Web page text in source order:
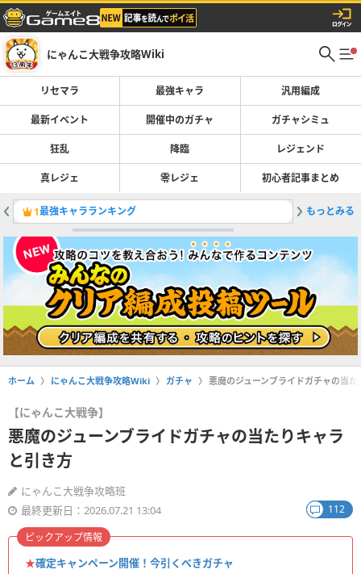
にゃんこ大戦争攻略Wiki
リセマラ 最強キャラ 汎用編成
最新イベント 開催中のガチャ ガチャシミュ
狂乱 降臨 レジェンド
真レジェ 零レジェ 初心者記事まとめ
1最強キャラランキング 2鉄腕！
もっとみる
ホーム にゃんこ大戦争攻略Wiki ガチャ 悪魔のジューンブライドガチャの当
【にゃんこ大戦争】
悪魔のジューンブライドガチャの当たりキャラ
と引き方
にゃんこ大戦争攻略班
最終更新日：2026.07.21 13:04
112
★確定キャンペーン開催！今引くべきガチャ
ピックアップ情報